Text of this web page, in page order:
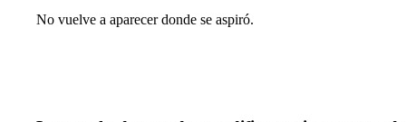
No vuelve a aparecer donde se aspiró.